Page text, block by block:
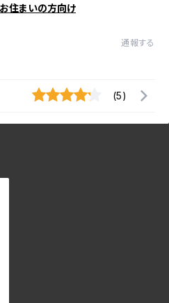
住まいの方向け
通報する
(5)